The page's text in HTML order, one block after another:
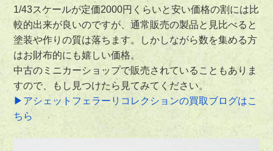
1/43スケールが定価2000円くらいと安い価格の割には比
較的出来が良いのですが、通常販売の製品と見比べると
塗装や作りの質は落ちます。しかしながら数を集める方
はお財布的にも嬉しい価格。
中古のミニカーショップで販売されていることもありま
すので、もし見つけたら見てみてください。
▶アシェットフェラーリコレクションの買取ブログはこ
ちら